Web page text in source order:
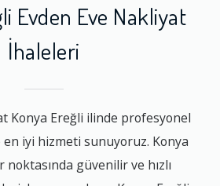
Evden Eve Nakliyat
İhaleleri
Konya Ereğli ilinde profesyonel
iyi hizmeti sunuyoruz. Konya
güvenilir ve hızlı